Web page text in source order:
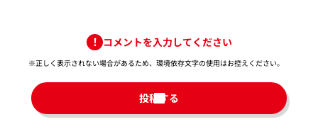
コメントを入力してください
※正しく表示されない場合があるため、環境依存文字の使用はお控えください。​
投稿する